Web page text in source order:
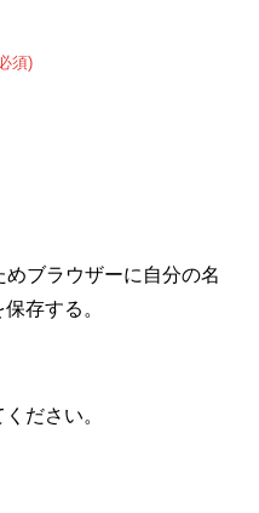
須)
ブラウザーに自分の名
存する。
ださい。